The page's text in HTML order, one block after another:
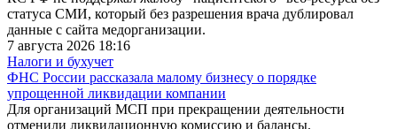
статуса СМИ, который без разрешения врача дублировал
данные с сайта медорганизации.
7 августа 2026 18:16
Налоги и бухучет
ФНС России рассказала малому бизнесу о порядке
упрощенной ликвидации компании
Для организаций МСП при прекращении деятельности
отменили ликвидационную комиссию и балансы.